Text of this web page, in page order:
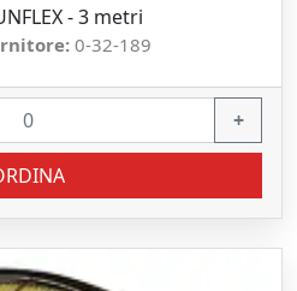
- 3 metri
0-32-189
+